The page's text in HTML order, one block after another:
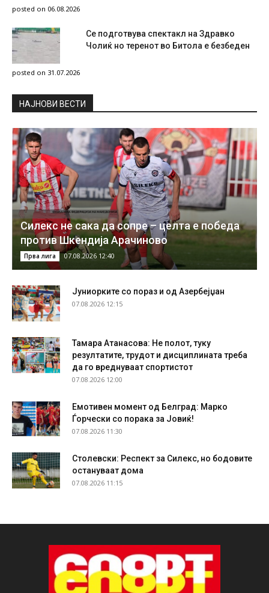
posted on 06.08.2026
Се подготвува спектакл на Здравко
Чолиќ но теренот во Битола е безбеден
posted on 31.07.2026
НAЈНОВИ ВЕСТИ
Силекс не сака да сопре – целта е победа
против Шкендија Арачиново
Прва лига 07.08.2026 12:40
Јуниорките со пораз и од Азербејџан
07.08.2026 12:15
Тамара Атанасова: Не полот, туку
резултатите, трудот и дисциплината треба
да го вреднуваат спортистот
07.08.2026 12:00
Емотивен момент од Белград: Марко
Ѓорчески со порака за Јовиќ!
07.08.2026 11:30
Столевски: Респект за Силекс, но бодовите
остануваат дома
07.08.2026 11:15